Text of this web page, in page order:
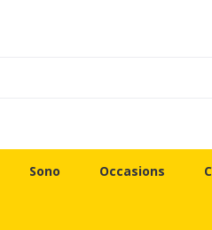
Sono Occasions